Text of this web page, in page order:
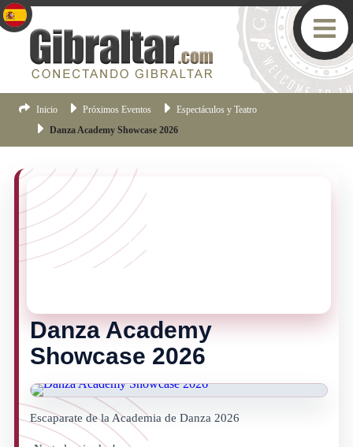
Inicio Próximos Eventos
Espectáculos y Teatro
Danza Academy Showcase 2026
¡TE LO PERDISTE!
Este evento ya no esta vigente, pero hay muchas mas
Danza Academy
Showcase 2026
Escaparate de la Academia de Danza 2026